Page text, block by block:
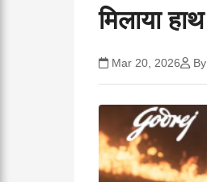
मिलाया हाथ
Mar 20, 2026 By